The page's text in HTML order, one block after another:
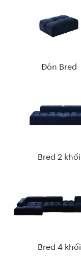
Đôn Bred
Bred 2 khối
Bred 4 khối